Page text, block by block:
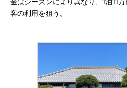
客の利用を狙う。